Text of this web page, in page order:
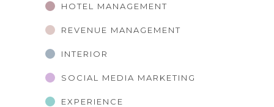
HOTEL MANAGEMENT
REVENUE MANAGEMENT
INTERIOR
SOCIAL MEDIA MARKETING
EXPERIENCE